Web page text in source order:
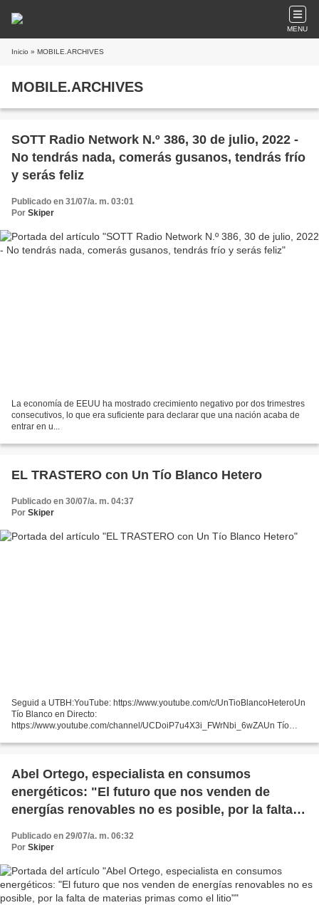
MENU
Inicio » MOBILE.ARCHIVES
MOBILE.ARCHIVES
SOTT Radio Network N.º 386, 30 de julio, 2022 -
No tendrás nada, comerás gusanos, tendrás frío
y serás feliz
Publicado en 31/07/a. m. 03:01
Por Skiper
La economía de EEUU ha mostrado crecimiento negativo por dos trimestres
consecutivos, lo que era suficiente para declarar que una nación acaba de
entrar en u...
EL TRASTERO con Un Tío Blanco Hetero
Publicado en 30/07/a. m. 04:37
Por Skiper
Seguid a UTBH:YouTube: https://www.youtube.com/c/UnTioBlancoHeteroUn
Tío Blanco en Directo:
https://www.youtube.com/channel/UCDoiP7u4X3i_FWrNbi_6wZAUn Tío
Abel Ortego, especialista en consumos
energéticos: "El futuro que nos venden de
energías renovables no es posible, por la falta
Publicado en 29/07/a. m. 06:32
Por Skiper